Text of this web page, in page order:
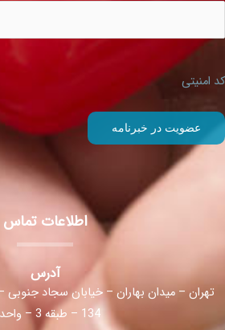
کد امنیتی
اطلاعات تماس
آدرس
تهران – میدان بهاران – خیابان سجاد
134 – طبقه 3 – واحد 6